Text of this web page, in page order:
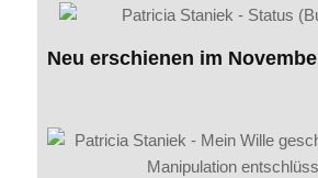
Neu erschienen im